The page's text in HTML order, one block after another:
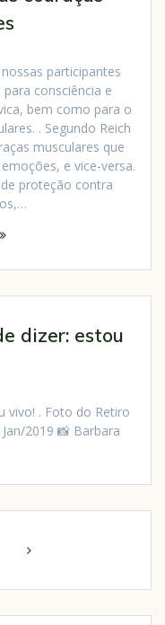
participantes
consciência e
bem como para o
. Segundo Reich
musculares que
e vice-versa.
proteção contra
dizer: estou
vivo! . Foto do Retiro
2019 📸 Barbara